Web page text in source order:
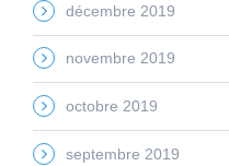
décembre 2019
novembre 2019
octobre 2019
septembre 2019